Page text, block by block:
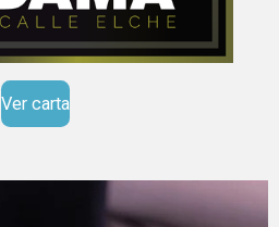
Ver carta